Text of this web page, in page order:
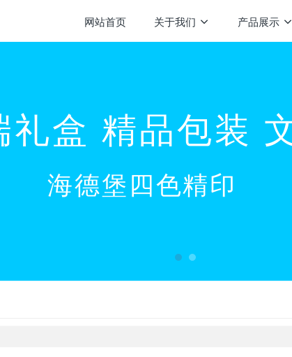
网站首页 关于我们 产品展示